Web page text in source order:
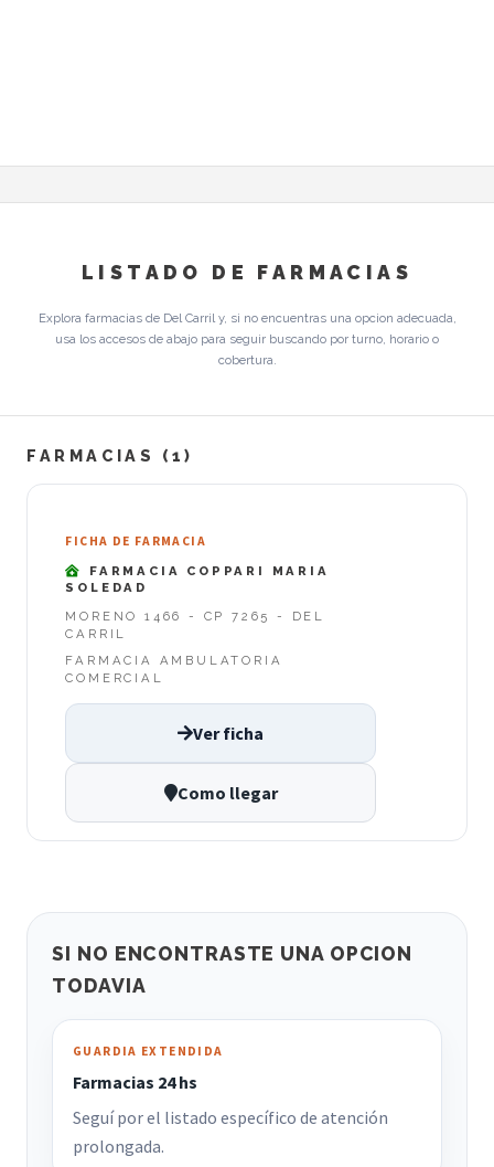
LISTADO DE FARMACIAS
Explora farmacias de Del Carril y, si no encuentras una opcion adecuada,
usa los accesos de abajo para seguir buscando por turno, horario o
cobertura.
FARMACIAS (1)
FICHA DE FARMACIA
FARMACIA COPPARI MARIA
SOLEDAD
MORENO 1466 - CP 7265 - DEL
CARRIL
FARMACIA AMBULATORIA
COMERCIAL
Ver ficha
Como llegar
SI NO ENCONTRASTE UNA OPCION
TODAVIA
GUARDIA EXTENDIDA
Farmacias 24 hs
Seguí por el listado específico de atención
prolongada.